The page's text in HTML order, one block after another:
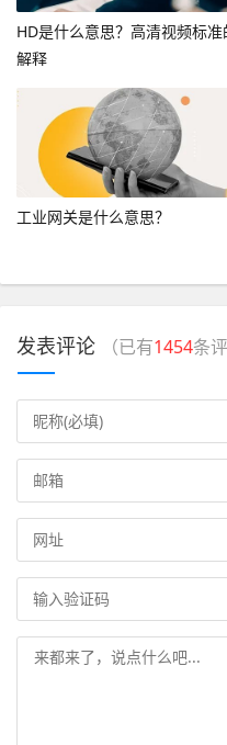
HD是什么意思？高清视频标准
解释
工业网关是什么意思？
发表评论 （已有1454条